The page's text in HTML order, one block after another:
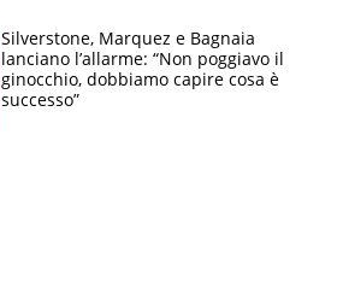
Silverstone, Marquez e Bagnaia
lanciano l’allarme: “Non poggiavo il
ginocchio, dobbiamo capire cosa è
successo”